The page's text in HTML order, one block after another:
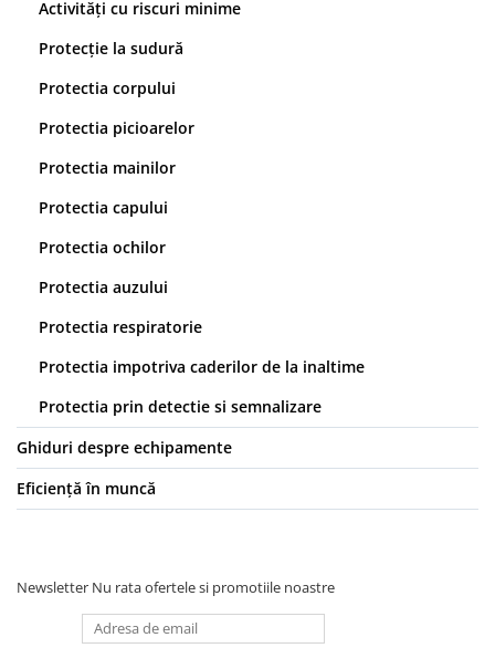
Activități cu riscuri minime
Protecție la sudură
Protectia corpului
Protectia picioarelor
Protectia mainilor
Protectia capului
Protectia ochilor
Protectia auzului
Protectia respiratorie
Protectia impotriva caderilor de la inaltime
Protectia prin detectie si semnalizare
Ghiduri despre echipamente
Eficiență în muncă
Newsletter Nu rata ofertele si promotiile noastre